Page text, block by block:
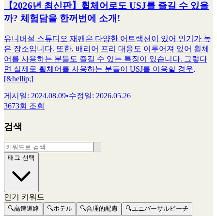
【2026년 최신판】휠체어로도 USJ를 즐길 수 있을
까? 체험담을 한꺼번에 소개!
유니버설 스튜디오 재팬은 다양한 어트랙션이 있어 인기가 높
은 장소입니다. 또한, 배리어 프리 대응도 이루어져 있어 휠체
어를 사용하는 분들도 즐길 수 있는 특징이 있습니다. 그렇다
면 실제로 휠체어를 사용하는 분들이 USJ를 이용할 경우,
[&hellip;]
게시일: 2024.08.09•수정일: 2026.05.26
3673회 조회
검색
태그 선택
인기 키워드
🔍高速道路 🔍ホテル 🔍合理的配慮 🔍ユニバーサルビーチ